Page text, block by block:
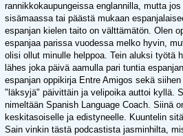
rannikkokaupungeissa englannilla, mutta
sisämaassa tai päästä mukaan
espanjan kielen taito on välttämätön. Olen
espanjaa parissa vuodessa melko hyvin,
olisi ollut minulle helppoa. Tein aluksi työtä
lähes joka päivä aamulla pari tuntia
espanjan oppikirja Entre Amigos sekä
"läksyjä" päivittäin ja velipoika auttoi kyllä.
nimeltään Spanish Language Coach. Siinä
keskitasoiselle ja edistyneelle. Kuuntelin
Sain vinkin tästä podcastista jasminhilta,